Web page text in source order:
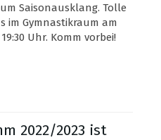
Saisonausklang. Tolle
im Gymnastikraum am
Uhr. Komm vorbei!
2022/2023 ist